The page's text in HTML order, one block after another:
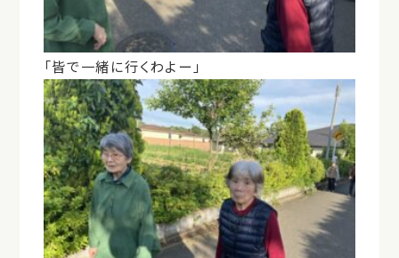
「皆で一緒に行くわよー」